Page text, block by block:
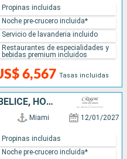
6,567 Tasas incluidas
Propinas incluidas
Noche pre-crucero incluida*
Servicio de lavanderia incluido
Restaurantes de especialidades y
bebidas premium incluidos
ESTADOS UNIDOS, MÉXICO, BELICE, HONDURAS, ISLAS CAIMÁN, JAMAICA, COSTA RICA, COLOMBIA, PANAMÁ
Miami 12/01/2027
Propinas incluidas
Noche pre-crucero incluida*